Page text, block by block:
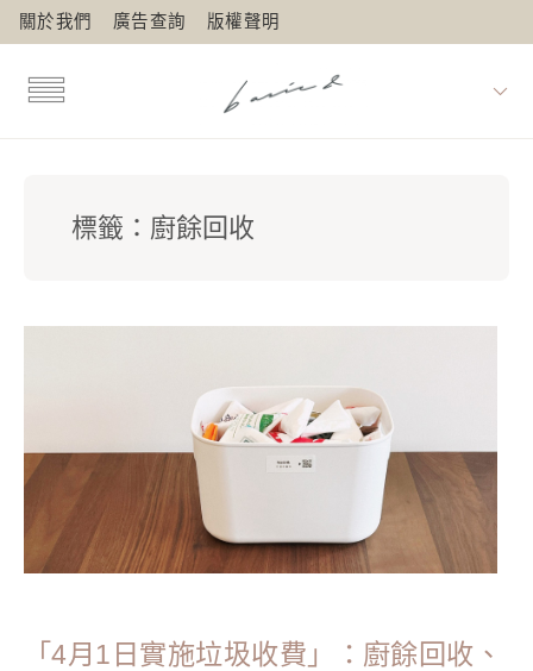
關於我們 廣告查詢 版權聲明
標籤： 廚餘回收
「4月1日實施垃圾收費」：廚餘回收、